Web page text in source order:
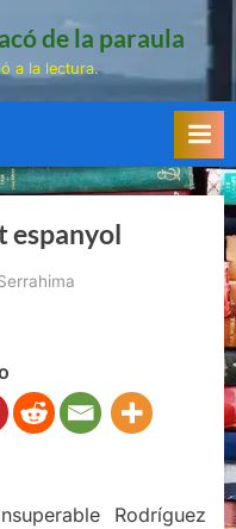
de la paraula
a la lectura.
espanyol
Rodríguez